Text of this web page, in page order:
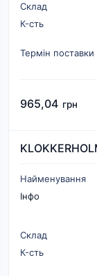
Склад
К-cть
Термін поставки
965,04 грн
Найменування
Інфо
Склад
К-cть